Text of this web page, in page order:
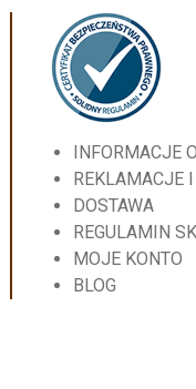
INFORMACJE
REKLAMACJE
DOSTAWA
REGULAMIN
MOJE KONTO
BLOG